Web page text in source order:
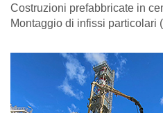
Costruzioni prefabbricate in
Montaggio di infissi particolari